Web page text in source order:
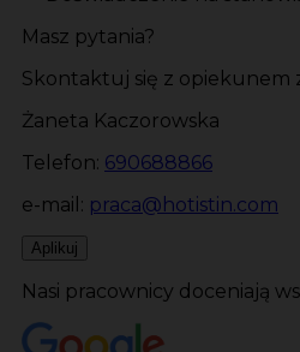
Masz pytania?
Skontaktuj się z opiekunem
Żaneta Kaczorowska
Telefon: 690688866
e-mail: praca@hotistin.com
Aplikuj
Nasi pracownicy doceniają